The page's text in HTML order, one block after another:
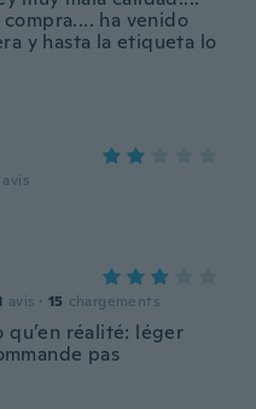
ha venido
y hasta la etiqueta lo
avis
avis · 15 chargements
qu’en réalité: léger
pas